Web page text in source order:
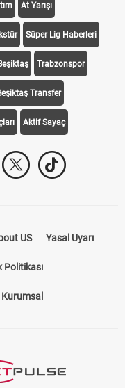
At Yarışı
Süper Lig Haberleri
Trabzonspor
Transfer
Aktif Sayaç
US Yasal Uyarı
Politikası